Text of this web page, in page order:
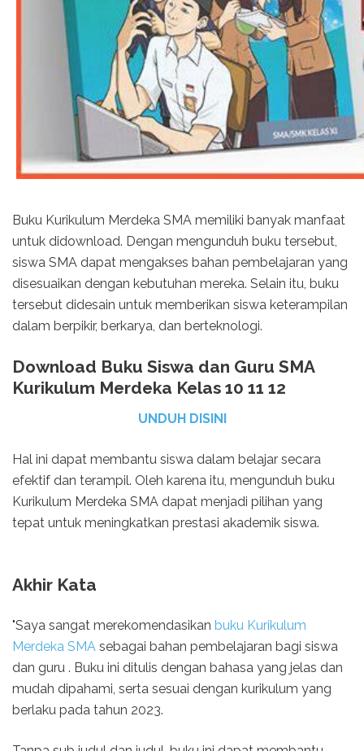
Buku Kurikulum Merdeka SMA memiliki banyak manfaat
untuk didownload. Dengan mengunduh buku tersebut,
siswa SMA dapat mengakses bahan pembelajaran yang
disesuaikan dengan kebutuhan mereka. Selain itu, buku
tersebut didesain untuk memberikan siswa keterampilan
dalam berpikir, berkarya, dan berteknologi.
Download Buku Siswa dan Guru SMA
Kurikulum Merdeka Kelas 10 11 12
UNDUH DISINI
Hal ini dapat membantu siswa dalam belajar secara
efektif dan terampil. Oleh karena itu, mengunduh buku
Kurikulum Merdeka SMA dapat menjadi pilihan yang
tepat untuk meningkatkan prestasi akademik siswa.
Akhir Kata
"Saya sangat merekomendasikan buku Kurikulum
Merdeka SMA sebagai bahan pembelajaran bagi siswa
dan guru . Buku ini ditulis dengan bahasa yang jelas dan
mudah dipahami, serta sesuai dengan kurikulum yang
berlaku pada tahun 2023.